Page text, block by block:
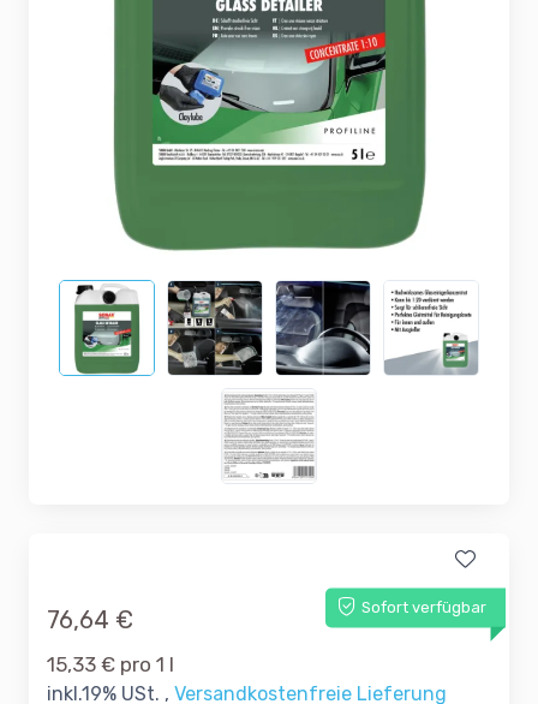
Sofort verfügbar
76,64 €
15,33 € pro 1 l
inkl.19% USt. , Versandkostenfreie Lieferung